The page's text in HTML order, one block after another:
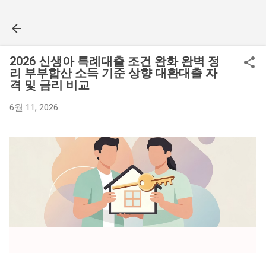
2026 신생아 특례대출 조건 완화 완벽 정
리 부부합산 소득 기준 상향 대환대출 자
격 및 금리 비교
6월 11, 2026